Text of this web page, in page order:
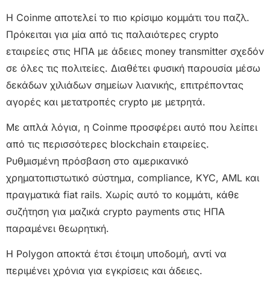
Η Coinme αποτελεί το πιο κρίσιμο κομμάτι του παζλ.
Πρόκειται για μία από τις παλαιότερες crypto
εταιρείες στις ΗΠΑ με άδειες money transmitter σχεδόν
σε όλες τις πολιτείες. Διαθέτει φυσική παρουσία μέσω
δεκάδων χιλιάδων σημείων λιανικής, επιτρέποντας
αγορές και μετατροπές crypto με μετρητά.
Με απλά λόγια, η Coinme προσφέρει αυτό που λείπει
από τις περισσότερες blockchain εταιρείες.
Ρυθμισμένη πρόσβαση στο αμερικανικό
χρηματοπιστωτικό σύστημα, compliance, KYC, AML και
πραγματικά fiat rails. Χωρίς αυτό το κομμάτι, κάθε
συζήτηση για μαζικά crypto payments στις ΗΠΑ
παραμένει θεωρητική.
Η Polygon αποκτά έτσι έτοιμη υποδομή, αντί να
περιμένει χρόνια για εγκρίσεις και άδειες.